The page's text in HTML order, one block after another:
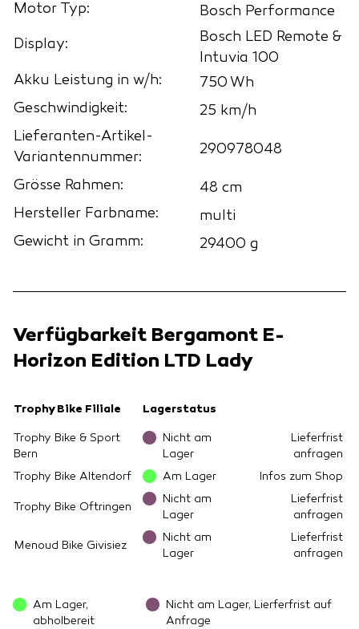
Motor Typ:
Bosch Performance
Display:
Bosch LED Remote &
Intuvia 100
Akku Leistung in w/h:
750 Wh
Geschwindigkeit:
25 km/h
Lieferanten-Artikel-
Variantennummer:
290978048
Grösse Rahmen:
48 cm
Hersteller Farbname:
multi
Gewicht in Gramm:
29400 g
Verfügbarkeit Bergamont E-
Horizon Edition LTD Lady
Trophy Bike Filiale Lagerstatus
Trophy Bike & Sport
Bern
Nicht am
Lager
Lieferfrist
anfragen
Trophy Bike Altendorf
Am Lager Infos zum Shop
Trophy Bike Oftringen
Nicht am
Lager
Lieferfrist
anfragen
Menoud Bike Givisiez
Nicht am
Lager
Lieferfrist
anfragen
Am Lager,
abholbereit
Nicht am Lager, Lierferfrist auf
Anfrage